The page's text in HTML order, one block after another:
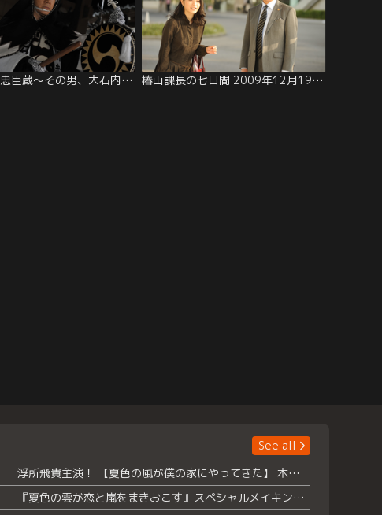
ドラマSP 忠臣蔵～その男、大石内蔵助 椿山課長の七日間 2009年12月19日放送
See all
浮所飛貴主演！ 【夏色の風が僕の家にやってきた】 本日よりテラサで独占配信スタート！
『夏色の雲が恋と嵐をまきおこす』スペシャルメイキング 【Part1】2026年７月18日（土）23時30分～配信スタート！話題のシーンの裏側を大公開！豪華キャスト大集合！ 『武宮家 真夏の家族会議』開催！